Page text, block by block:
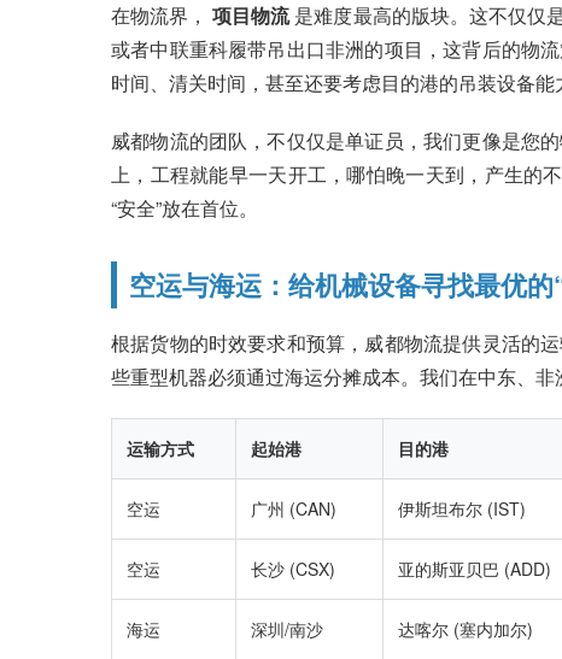
在物流界，项目物流是难度最高的版块。这不仅仅
或者中联重科履带吊出口非洲的项目，这背后的物
时间、清关时间，甚至还要考虑目的港的吊装设备能
威都物流的团队，不仅仅是单证员，我们更像是您
上，工程就能早一天开工，哪怕晚一天到，产生的
“安全”放在首位。
空运与海运：给机械设备寻找最优的
根据货物的时效要求和预算，威都物流提供灵活的
些重型机器必须通过海运分摊成本。我们在中东、
运输方式 起始港 目的港
空运 广州 (CAN) 伊斯坦布尔 (IST)
空运 长沙 (CSX) 亚的斯亚贝巴 (ADD)
海运 深圳/南沙 达喀尔 (塞内加尔)